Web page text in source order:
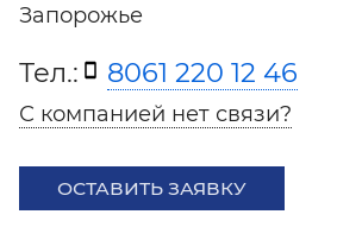
Запорожье
Тел.: 8061 220 12 46
С компанией нет связи?
ОСТАВИТЬ ЗАЯВКУ